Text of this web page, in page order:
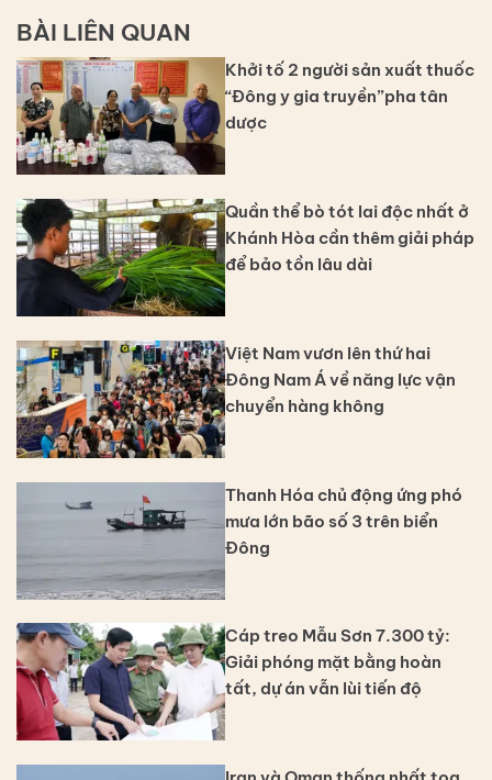
BÀI LIÊN QUAN
Khởi tố 2 người sản xuất thuốc
“Đông y gia truyền”pha tân
dược
Quần thể bò tót lai độc nhất ở
Khánh Hòa cần thêm giải pháp
để bảo tồn lâu dài
Việt Nam vươn lên thứ hai
Đông Nam Á về năng lực vận
chuyển hàng không
Thanh Hóa chủ động ứng phó
mưa lớn bão số 3 trên biển
Đông
Cáp treo Mẫu Sơn 7.300 tỷ:
Giải phóng mặt bằng hoàn
tất, dự án vẫn lùi tiến độ